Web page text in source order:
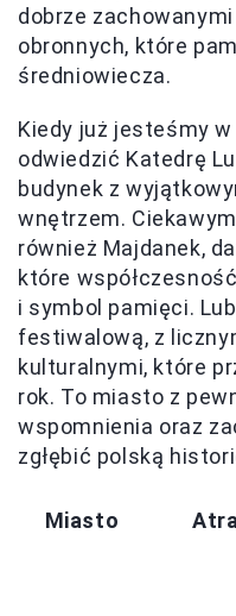
dobrze
obronnych, które
średniowiecza.
Kiedy już jesteśmy
odwiedzić Katedrę
budynek z
wnętrzem.
również Majdanek,
które
i symbol pamięci.
festiwalową, z
kulturalnymi, które
rok. To miasto z
wspomnienia oraz
zgłębić polską
Miasto